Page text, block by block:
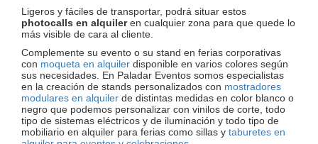
Ligeros y fáciles de transportar, podrá situar estos
photocalls en alquileren cualquier zona para que quede lo
más visible de cara al cliente.
Complemente su evento o su stand en ferias corporativas
con moqueta en alquiler disponible en varios colores según
sus necesidades. En Paladar Eventos somos especialistas
en la creación de stands personalizados con mostradores
modulares en alquiler de distintas medidas en color blanco o
negro que podemos personalizar con vinilos de corte, todo
tipo de sistemas eléctricos y de iluminación y todo tipo de
mobiliario en alquiler para ferias como sillas y taburetes en